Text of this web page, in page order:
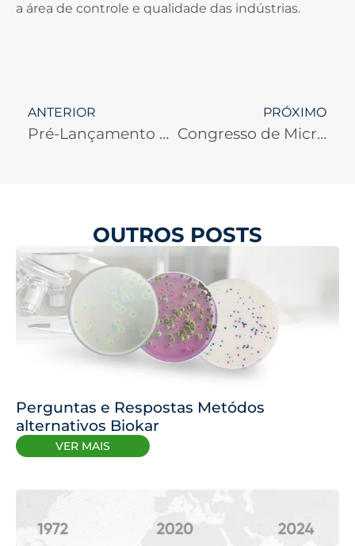
a área de controle e qualidade das indústrias.
ANTERIOR
Pré-Lançamento NG Test
PRÓXIMO
Congresso de Microbiologia em Maceió
OUTROS POSTS
Perguntas e Respostas Metódos
alternativos Biokar
VER MAIS